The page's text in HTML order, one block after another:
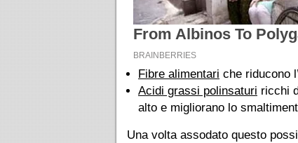
Fibre alimentari che riducono
Acidi grassi polinsaturi ricchi
alto e migliorano lo
Una volta assodato questo